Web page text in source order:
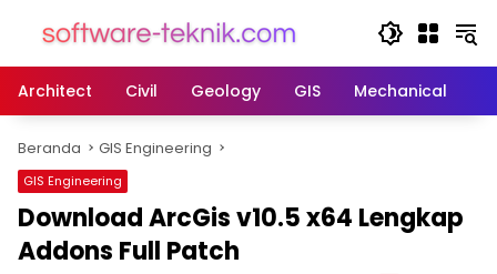
Architect
Civil Geology GIS Mechanical
Beranda GIS Engineering
GIS Engineering
Download ArcGis v10.5 x64 Lengkap
Addons Full Patch